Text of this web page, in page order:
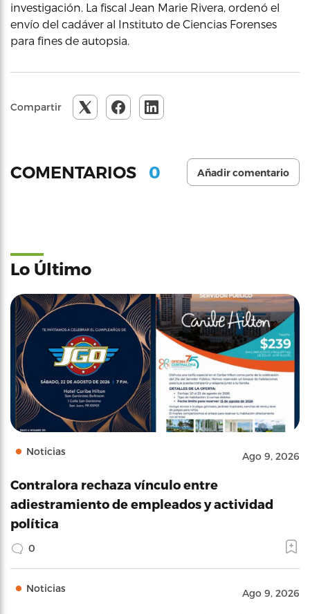
investigación. La fiscal Jean Marie Rivera, ordenó el
envío del cadáver al Instituto de Ciencias Forenses
para fines de autopsia.
Compartir
COMENTARIOS 0 Añadir comentario
Lo Último
Noticias Ago 9, 2026
Contralora rechaza vínculo entre
adiestramiento de empleados y actividad
política
0
Noticias Ago 9, 2026